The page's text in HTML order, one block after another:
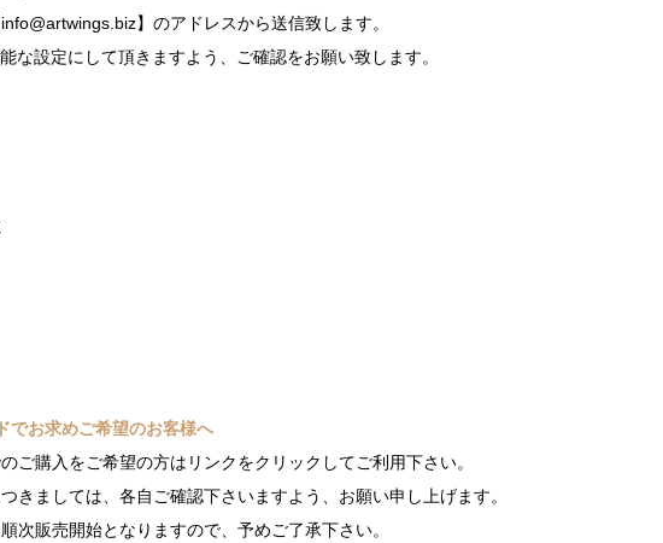
】のアドレスから送信致します。
な設定にして頂きますよう、ご確認をお願い致します。
でお求めご希望のお客様へ
ご購入をご希望の方はリンクをクリックしてご利用下さい。
きましては、各自ご確認下さいますよう、お願い申し上げます。
次販売開始となりますので、予めご了承下さい。